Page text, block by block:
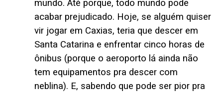
mundo. Até porque, todo mundo pode
acabar prejudicado. Hoje, se alguém quiser
vir jogar em Caxias, teria que descer em
Santa Catarina e enfrentar cinco horas de
ônibus (porque o aeroporto lá ainda não
tem equipamentos pra descer com
neblina). E, sabendo que pode ser pior pra